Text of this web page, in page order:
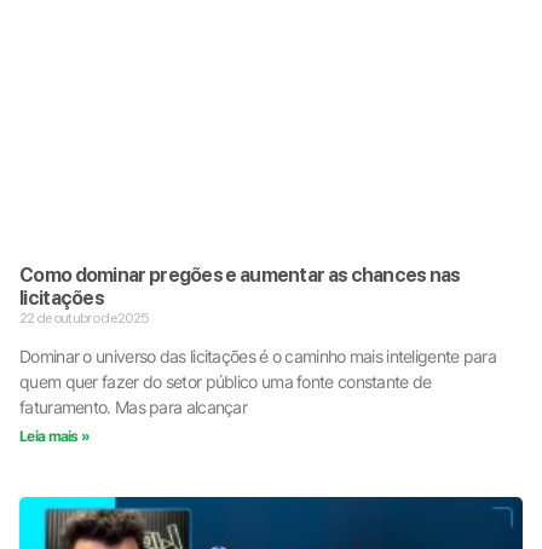
Como dominar pregões e aumentar as chances nas
licitações
22 de outubro de 2025
Dominar o universo das licitações é o caminho mais inteligente para
quem quer fazer do setor público uma fonte constante de
faturamento. Mas para alcançar
Leia mais »